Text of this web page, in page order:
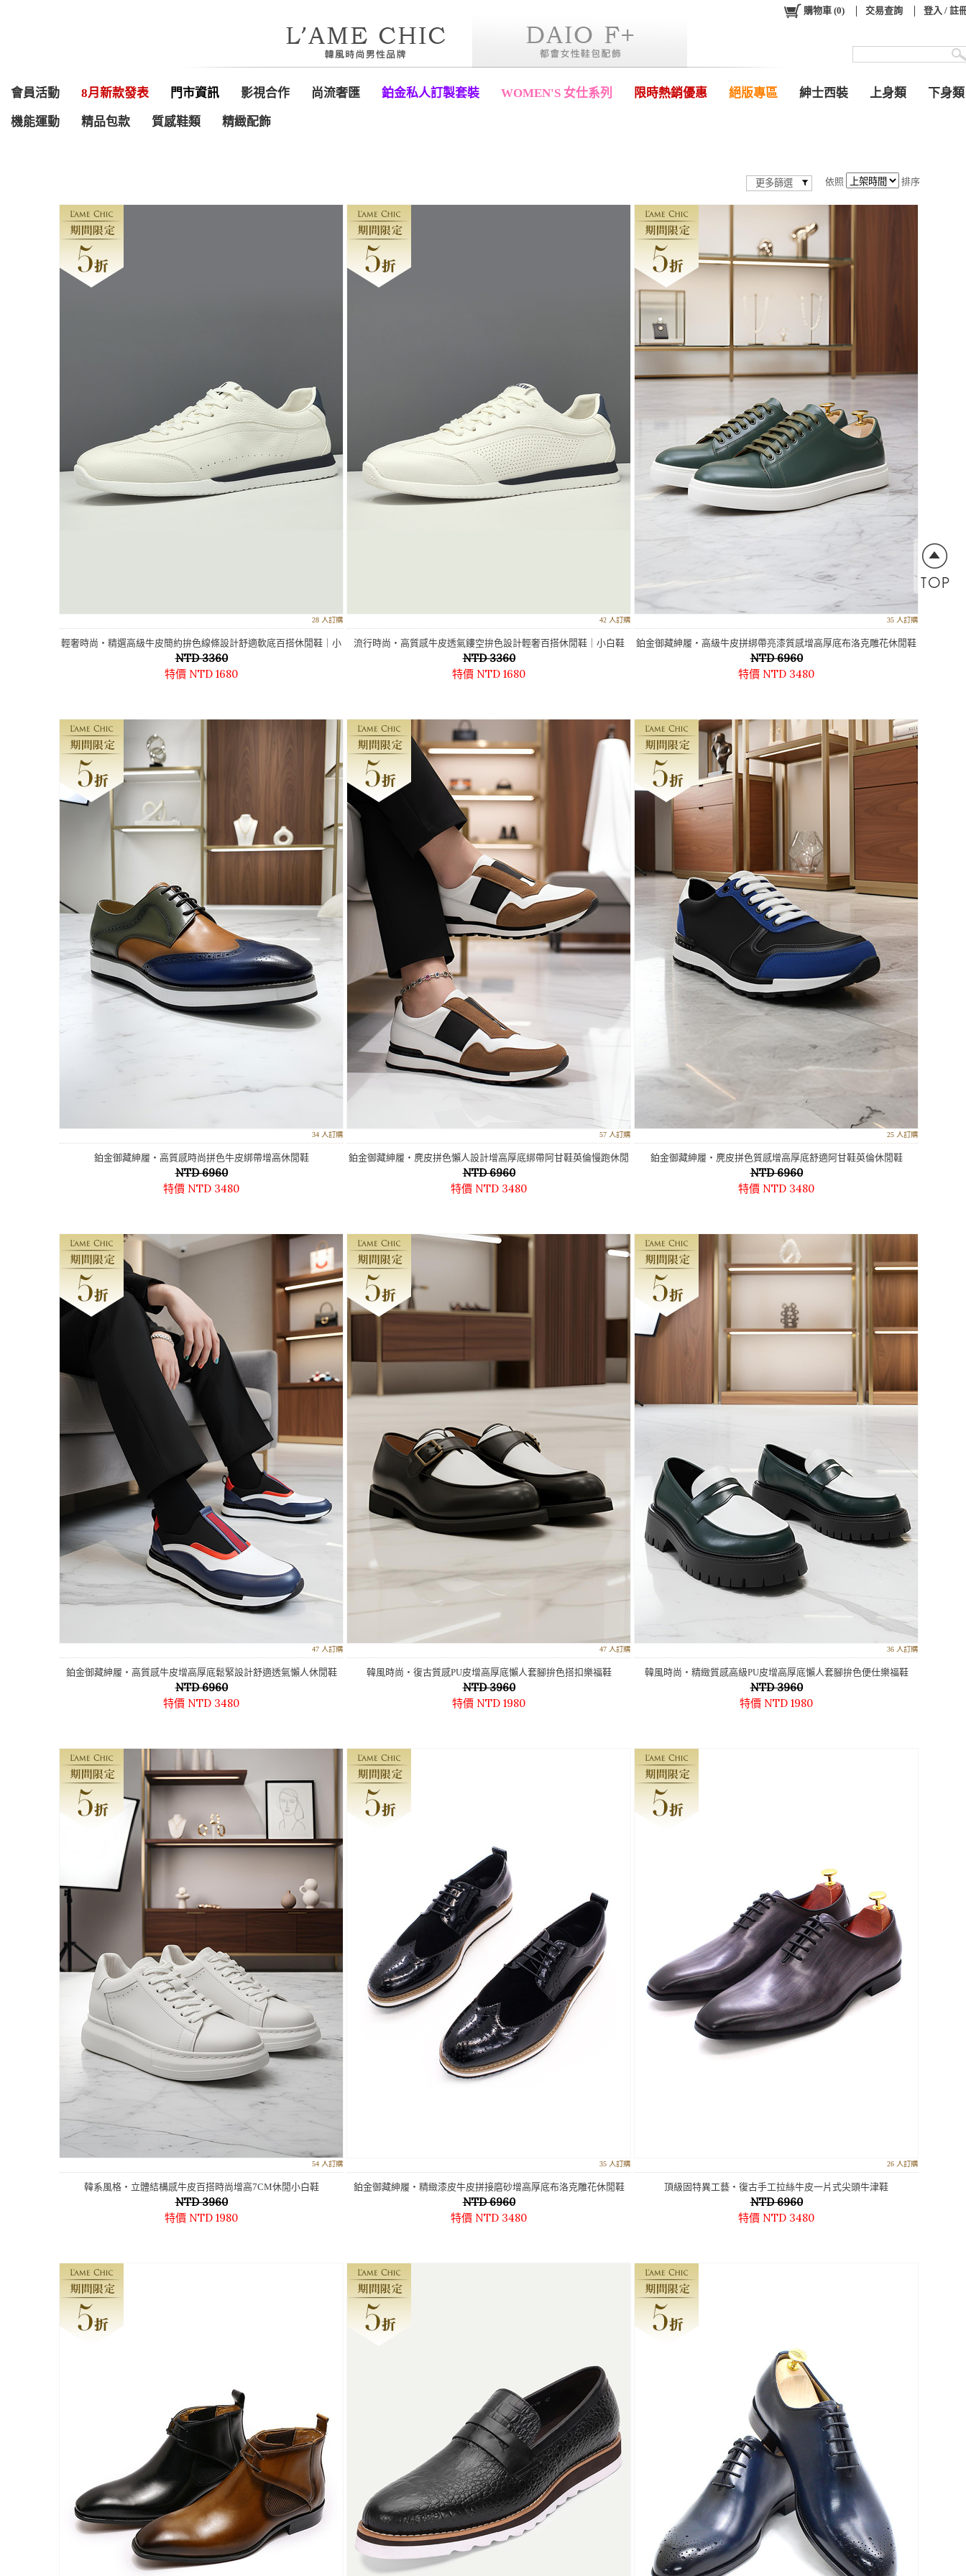
會員活動 8月新款發表 門市資訊 影視合作 尚流奢匯 鉑金私人訂製套裝 WOMEN'S 女仕系列 限時熱銷優惠 絕版專區 紳士西裝 上身類 下身類
機能運動 精品包款 質感鞋類 精緻配飾
購物車 (0) 交易查詢 登入 / 註
更多篩選 依照 排序
28 人訂購
輕奢時尚‧精選高級牛皮簡約拚色線條設計舒適軟底百搭休閒鞋｜小
白鞋
NTD 3360
特價 NTD 1680
42 人訂購
流行時尚‧高質感牛皮透氣鏤空拚色設計輕奢百搭休閒鞋｜小白鞋
NTD 3360
特價 NTD 1680
35 人訂購
鉑金御藏紳履‧高級牛皮拼綁帶亮漆質感增高厚底布洛克雕花休閒鞋
NTD 6960
特價 NTD 3480
34 人訂購
鉑金御藏紳履‧高質感時尚拼色牛皮綁帶增高休閒鞋
NTD 6960
特價 NTD 3480
57 人訂購
鉑金御藏紳履‧麂皮拼色懶人設計增高厚底綁帶阿甘鞋英倫慢跑休閒
鞋
NTD 6960
特價 NTD 3480
25 人訂購
鉑金御藏紳履‧麂皮拼色質感增高厚底舒適阿甘鞋英倫休閒鞋
NTD 6960
特價 NTD 3480
47 人訂購
鉑金御藏紳履‧高質感牛皮增高厚底鬆緊設計舒適透氣懶人休閒鞋
NTD 6960
特價 NTD 3480
47 人訂購
韓風時尚‧復古質感PU皮增高厚底懶人套腳拚色搭扣樂福鞋
NTD 3960
特價 NTD 1980
36 人訂購
韓風時尚‧精緻質感高級PU皮增高厚底懶人套腳拚色便仕樂福鞋
NTD 3960
特價 NTD 1980
54 人訂購
韓系風格‧立體結構感牛皮百搭時尚增高7CM休閒小白鞋
NTD 3960
特價 NTD 1980
35 人訂購
鉑金御藏紳履‧精緻漆皮牛皮拼接磨砂增高厚底布洛克雕花休閒鞋
NTD 6960
特價 NTD 3480
26 人訂購
頂級固特異工藝‧復古手工拉絲牛皮一片式尖頭牛津鞋
NTD 6960
特價 NTD 3480